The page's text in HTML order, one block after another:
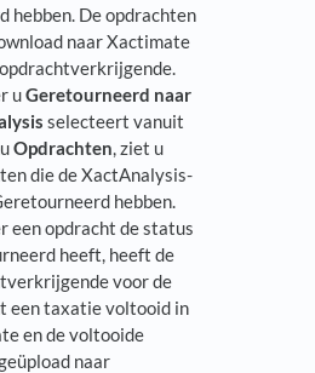
hebben. De opdrachten
naar Xactimate
uGeretourneerd naar
selecteert vanuit
Opdrachten, ziet u
die de XactAnalysis-
hebben.
een opdracht de status
heeft, heeft de
voor de
een taxatie voltooid in
en de voltooide
naar